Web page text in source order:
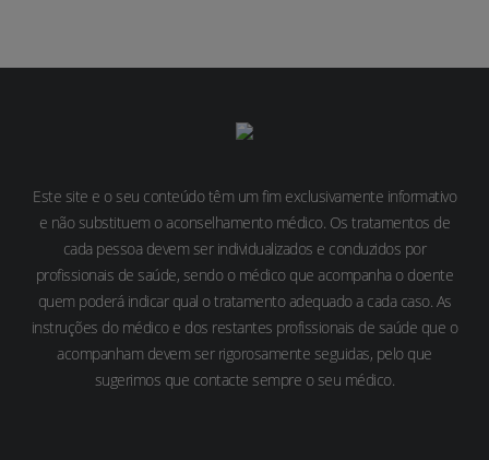
Este site e o seu conteúdo têm um fim exclusivamente informativo
e não substituem o aconselhamento médico. Os tratamentos de
cada pessoa devem ser individualizados e conduzidos por
profissionais de saúde, sendo o médico que acompanha o doente
quem poderá indicar qual o tratamento adequado a cada caso. As
instruções do médico e dos restantes profissionais de saúde que o
acompanham devem ser rigorosamente seguidas, pelo que
sugerimos que contacte sempre o seu médico.